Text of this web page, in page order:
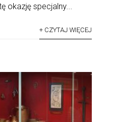
okazję specjalny...
+ CZYTAJ WIĘCEJ